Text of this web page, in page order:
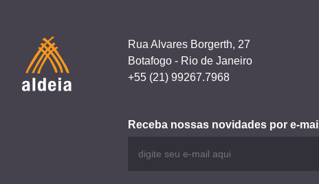
Rua Alvares Borgerth, 27
Botafogo - Rio de Janeiro
+55 (21) 99267.7968
Receba nossas novidades por e-mail